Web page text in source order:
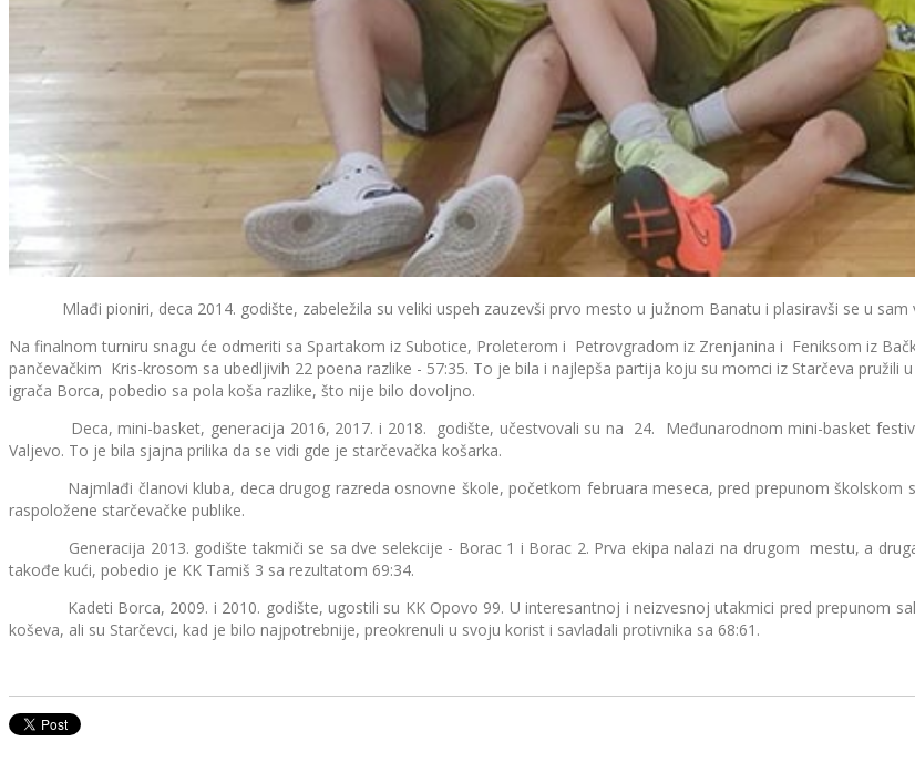
Mlađi pioniri, deca 2014. godište, zabeležila su veliki uspeh zauzevši prvo mesto u južnom Banatu i plasiravši se u sam
Na finalnom turniru snagu će odmeriti sa Spartakom iz Subotice, Proleterom i Petrovgradom iz Zrenjanina i Feniksom iz
pančevačkim Kris-krosom sa ubedljivih 22 poena razlike - 57:35. To je bila i najlepša partija koju su momci iz Starčeva
igrača Borca, pobedio sa pola koša razlike, što nije bilo dovoljno.
Deca, mini-basket, generacija 2016, 2017. i 2018. godište, učestvovali su na 24. Međunarodnom mini-basket
Valjevo. To je bila sjajna prilika da se vidi gde je starčevačka košarka.
Najmlađi članovi kluba, deca drugog razreda osnovne škole, početkom februara meseca, pred prepunom školskom
raspoložene starčevačke publike.
Generacija 2013. godište takmiči se sa dve selekcije - Borac 1 i Borac 2. Prva ekipa nalazi na drugom mestu, a
takođe kući, pobedio je KK Tamiš 3 sa rezultatom 69:34.
Kadeti Borca, 2009. i 2010. godište, ugostili su KK Opovo 99. U interesantnoj i neizvesnoj utakmici pred prepunom
koševa, ali su Starčevci, kad je bilo najpotrebnije, preokrenuli u svoju korist i savladali protivnika sa 68:61.